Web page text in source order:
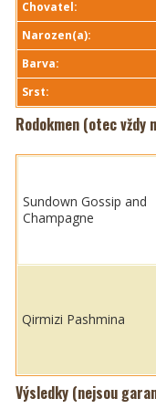
Chovatel:
Narozen(a):
Barva:
Srst:
Rodokmen (otec vždy
Sundown Gossip and
Champagne
Qirmizi Pashmina
Výsledky (nejsou